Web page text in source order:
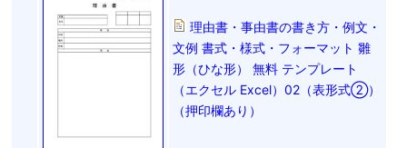
理由書・事由書の書き方・例文・
文例 書式・様式・フォーマット 雛
形（ひな形） 無料 テンプレート
（エクセル Excel）02（表形式②）
（押印欄あり）